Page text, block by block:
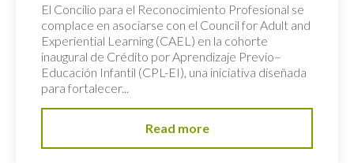
El Concilio para el Reconocimiento Profesional se
complace en asociarse con el Council for Adult and
Experiential Learning (CAEL) en la cohorte
inaugural de Crédito por Aprendizaje Previo–
Educación Infantil (CPL-EI), una iniciativa diseñada
para fortalecer...
Read more